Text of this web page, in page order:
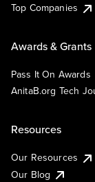
Top Companies
Awards & Grants
Pass It On Awards
AnitaB.org Tech
Resources
Our Resources
Our Blog